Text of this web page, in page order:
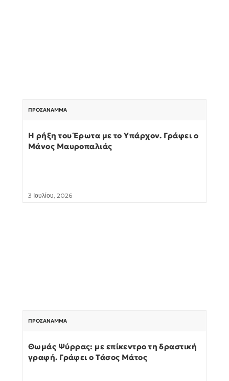
ΠΡΟΣΆΝΑΜΜΑ
Η ρήξη του Έρωτα με το Υπάρχον. Γράφει ο
Μάνος Μαυροπαλιάς
3 Ιουλίου, 2026
ΠΡΟΣΆΝΑΜΜΑ
Θωμάς Ψύρρας: με επίκεντρο τη δραστική
γραφή. Γράφει ο Τάσος Μάτος